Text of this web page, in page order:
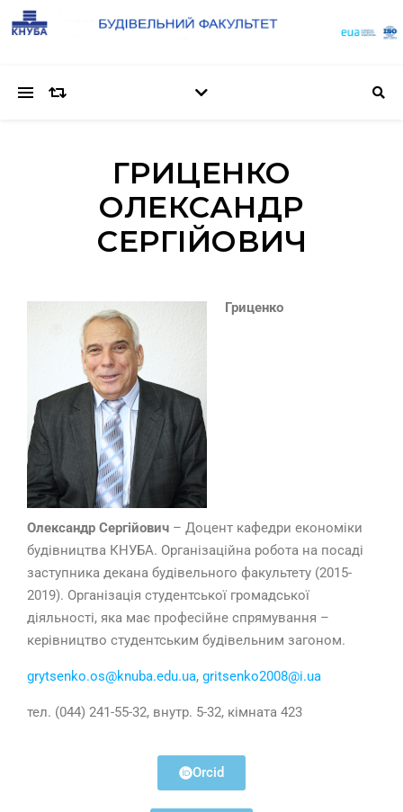
ГРИЦЕНКО
ОЛЕКСАНДР
СЕРГІЙОВИЧ
Гриценко
Олександр Сергійович – Доцент кафедри економіки
будівництва КНУБА. Організаційна робота на посаді
заступника декана будівельного факультету (2015-
2019). Організація студентської громадської
діяльності, яка має професійне спрямування –
керівництво студентським будівельним загоном.
grytsenko.os@knuba.edu.ua, gritsenko2008@i.ua
тел. (044) 241-55-32, внутр. 5-32, кімната 423
Orcid